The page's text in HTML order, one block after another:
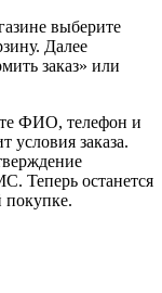
выберите
Далее
заказ» или
ФИО, телефон и
условия заказа.
Теперь останется
покупке.